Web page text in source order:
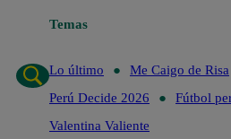
Temas
Lo último
Me Caigo de Risa
Perú Decide 2026
Fútbol
Valentina Valiente